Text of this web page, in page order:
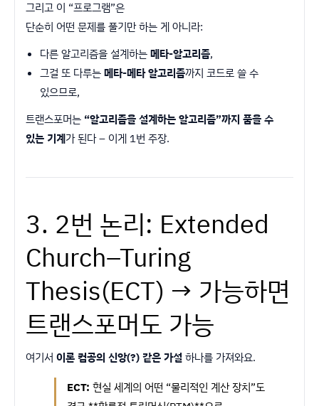
그리고 이 “프로그램”은
단순히 어떤 문제를 풀기만 하는 게 아니라:
다른 알고리즘을 설계하는메타-알고리즘,
그걸 또 다루는메타-메타 알고리즘까지 코드로 쓸 수
있으므로,
트랜스포머는 “알고리즘을 설계하는 알고리즘”까지 품을 수
있는 기계가 된다 – 이게 1번 주장.
3. 2번 논리: Extended
Church–Turing
Thesis(ECT) → 가능하면
트랜스포머도 가능
여기서 이론 컴공의 신앙(?) 같은 가설 하나를 가져와요.
ECT: 현실 세계의 어떤 “물리적인 계산 장치”도